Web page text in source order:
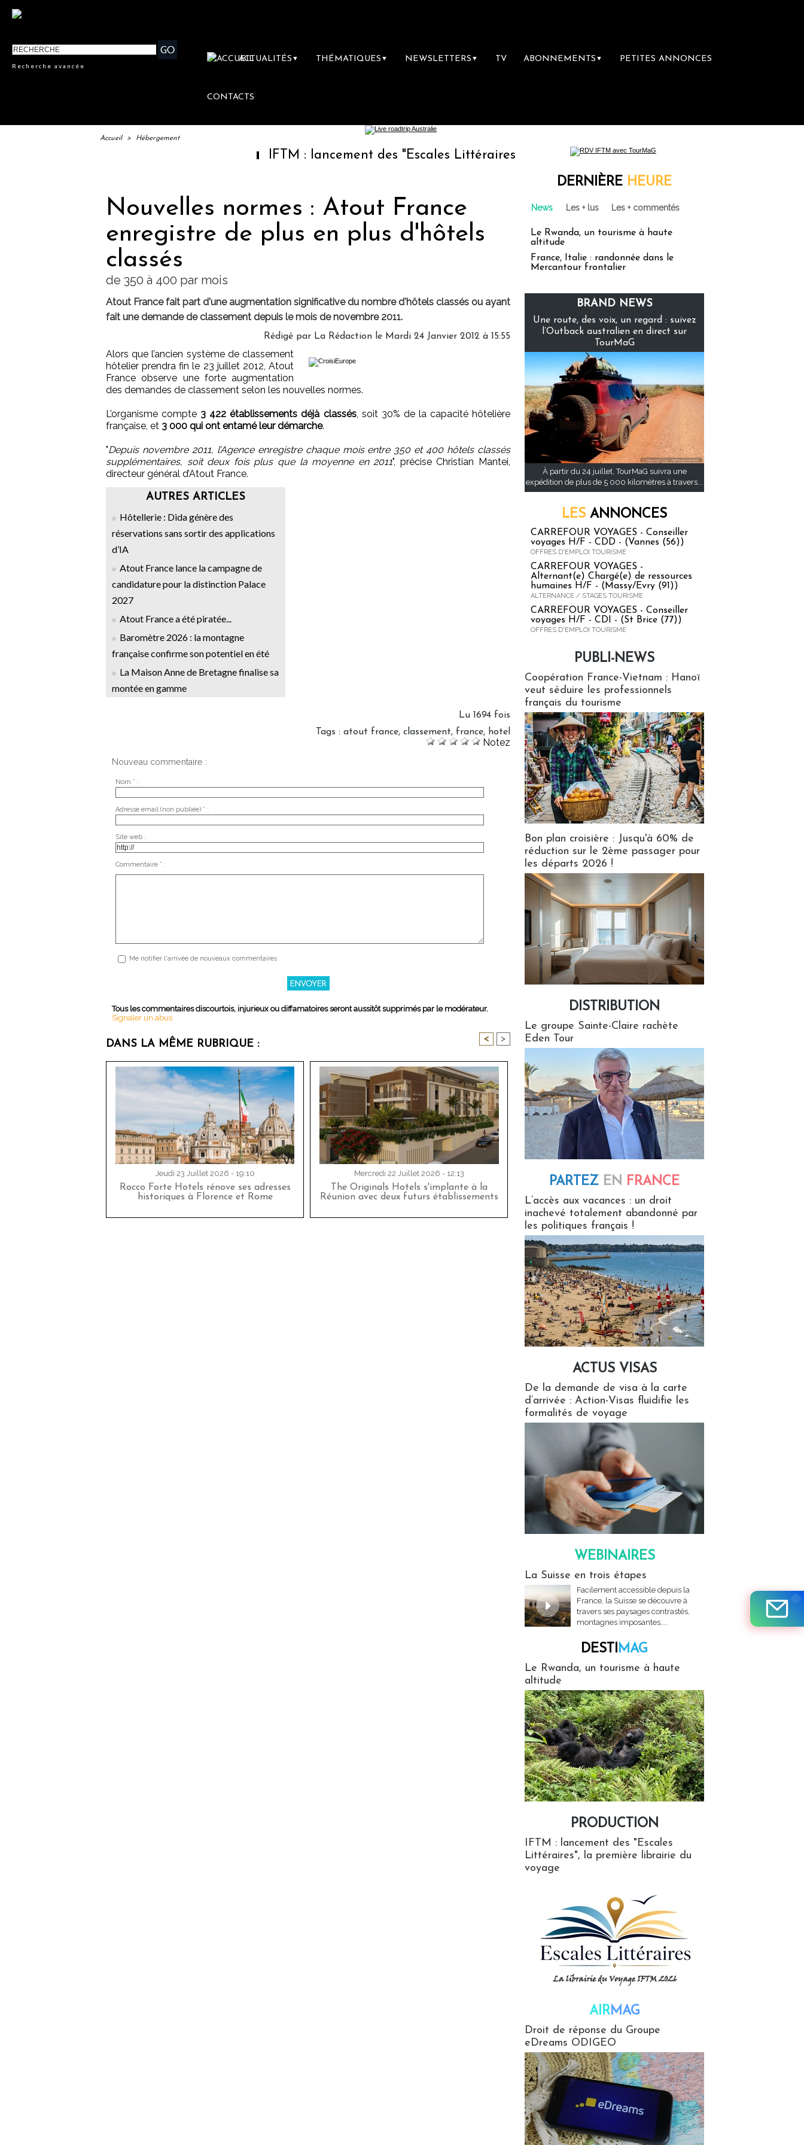
Recherche avancée
ACTUALITÉS ▼ THÉMATIQUES ▼ NEWSLETTERS ▼ TV ABONNEMENTS ▼ PETITES ANNONCES
CONTACTS
Accueil > Hébergement
IFTM : lancement des "Escales Littéraires", la première librairie du voyage
Nouvelles normes : Atout France
enregistre de plus en plus d'hôtels
classés
de 350 à 400 par mois
Atout France fait part d'une augmentation significative du nombre d'hôtels classés ou ayant
fait une demande de classement depuis le mois de novembre 2011.
Rédigé par La Rédaction le Mardi 24 Janvier 2012 à 15:55
Alors que l’ancien système de classement
hôtelier prendra fin le 23 juillet 2012, Atout
France observe une forte augmentation
des demandes de classement selon les nouvelles normes.
L’organisme compte 3 422 établissements déjà classés, soit 30% de la capacité hôtelière
française, et 3 000 qui ont entamé leur démarche.
"Depuis novembre 2011, l’Agence enregistre chaque mois entre 350 et 400 hôtels classés
supplémentaires, soit deux fois plus que la moyenne en 2011", précise Christian Mantei,
directeur général d’Atout France.
AUTRES ARTICLES
Hôtellerie : Dida génère des
réservations sans sortir des applications
d’IA
Atout France lance la campagne de
candidature pour la distinction Palace
2027
Atout France a été piratée...
Baromètre 2026 : la montagne
française confirme son potentiel en été
La Maison Anne de Bretagne finalise sa
montée en gamme
Lu 1694 fois
Tags : atout france, classement, france, hotel
Notez
Nouveau commentaire :
Nom * :
Adresse email (non publiée) * :
Site web :
Commentaire * :
Me notifier l'arrivée de nouveaux commentaires
Tous les commentaires discourtois, injurieux ou diffamatoires seront aussitôt supprimés par le modérateur.
Signaler un abus
DANS LA MÊME RUBRIQUE : < >
Jeudi 23 Juillet 2026 - 19:10
Rocco Forte Hotels rénove ses adresses
historiques à Florence et Rome
Mercredi 22 Juillet 2026 - 12:13
The Originals Hotels s'implante à la
Réunion avec deux futurs établissements
DERNIÈRE HEURE
News Les + lus Les + commentés
Le Rwanda, un tourisme à haute
altitude
France, Italie : randonnée dans le
Mercantour frontalier
BRAND NEWS
Une route, des voix, un regard : suivez
l’Outback australien en direct sur
TourMaG
À partir du 24 juillet, TourMaG suivra une
expédition de plus de 5 000 kilomètres à travers...
LES ANNONCES
CARREFOUR VOYAGES - Conseiller
voyages H/F - CDD - (Vannes (56))
OFFRES D'EMPLOI TOURISME
CARREFOUR VOYAGES -
Alternant(e) Chargé(e) de ressources
humaines H/F - (Massy/Evry (91))
ALTERNANCE / STAGES TOURISME
CARREFOUR VOYAGES - Conseiller
voyages H/F - CDI - (St Brice (77))
OFFRES D'EMPLOI TOURISME
PUBLI-NEWS
Coopération France-Vietnam : Hanoï
veut séduire les professionnels
français du tourisme
Bon plan croisière : Jusqu'à 60% de
réduction sur le 2ème passager pour
les départs 2026 !
DISTRIBUTION
Le groupe Sainte-Claire rachète
Eden Tour
PARTEZ EN FRANCE
L’accès aux vacances : un droit
inachevé totalement abandonné par
les politiques français !
ACTUS VISAS
De la demande de visa à la carte
d’arrivée : Action-Visas fluidifie les
formalités de voyage
WEBINAIRES
La Suisse en trois étapes
Facilement accessible depuis la
France, la Suisse se découvre à
travers ses paysages contrastés,
montagnes imposantes,...
DESTIMAG
Le Rwanda, un tourisme à haute
altitude
PRODUCTION
IFTM : lancement des "Escales
Littéraires", la première librairie du
voyage
AIRMAG
Droit de réponse du Groupe
eDreams ODIGEO